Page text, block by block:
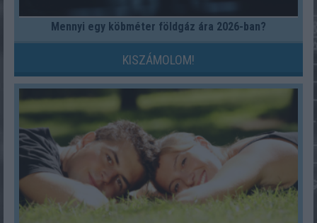
Mennyi egy köbméter földgáz ára 2026-ban?
KISZÁMOLOM!